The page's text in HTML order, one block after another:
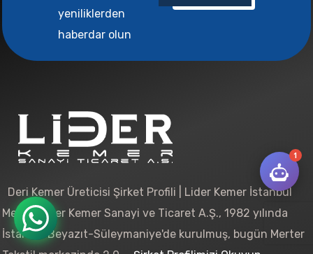
yeniliklerden
haberdar olun
Deri Kemer Üreticisi Şirket Profili | Lider Kemer İstanbul
Merter Lider Kemer Sanayi ve Ticaret A.Ş., 1982 yılında
İstanbul Beyazıt-Süleymaniye'de kurulmuş, bugün Merter
1